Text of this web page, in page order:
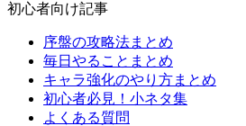
初心者向け記事
序盤の攻略法まとめ
毎日やることまとめ
キャラ強化のやり方まとめ
初心者必見！小ネタ集
よくある質問